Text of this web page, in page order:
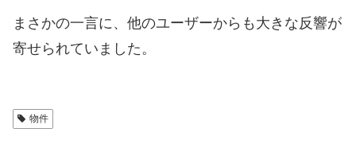
まさかの一言に、他のユーザーからも大きな反響が
寄せられていました。
物件